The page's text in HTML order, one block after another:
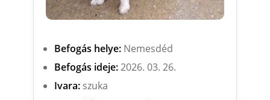
Befogás helye:Nemesdéd
Befogás ideje:2026. 03. 26.
Ivara:szuka